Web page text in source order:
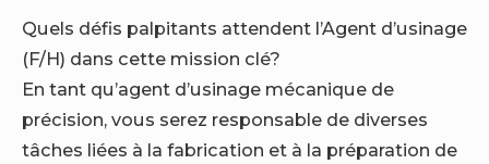
Quels défis palpitants attendent l’Agent d’usinage
(F/H) dans cette mission clé?
En tant qu’agent d’usinage mécanique de
précision, vous serez responsable de diverses
tâches liées à la fabrication et à la préparation de